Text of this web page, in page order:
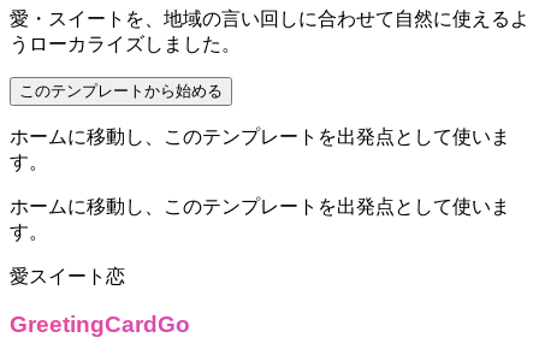
愛・スイートを、地域の言い回しに合わせて自然に使えるよ
うローカライズしました。
このテンプレートから始める
ホームに移動し、このテンプレートを出発点として使いま
す。
ホームに移動し、このテンプレートを出発点として使いま
す。
愛スイート 恋
GreetingCardGo